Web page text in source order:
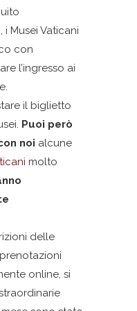
i Musei Vaticani
con
l’ingresso ai
il biglietto
Puoi però
noi alcune
molto
delle
online, si